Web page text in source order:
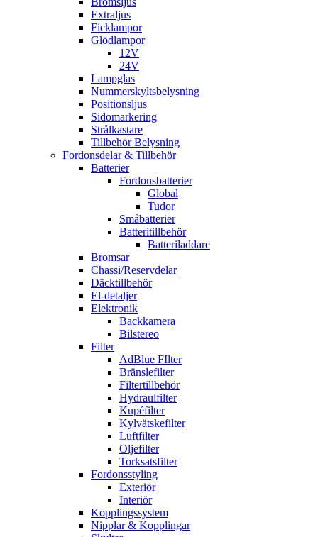
Extraljus
Ficklampor
Glödlampor
12V
24V
Lampglas
Nummerskyltsbelysning
Positionsljus
Sidomarkering
Strålkastare
Tillbehör Belysning
Fordonsdelar & Tillbehör
Batterier
Fordonsbatterier
Global
Tudor
Småbatterier
Batteritillbehör
Batteriladdare
Bromsar
Chassi/Reservdelar
Däcktillbehör
El-detaljer
Elektronik
Backkamera
Bilstereo
Filter
AdBlue FIlter
Bränslefilter
Filtertillbehör
Hydraulfilter
Kupéfilter
Kylvätskefilter
Luftfilter
Oljefilter
Torksatsfilter
Fordonsstyling
Exteriör
Interiör
Kopplingssystem
Nipplar & Kopplingar